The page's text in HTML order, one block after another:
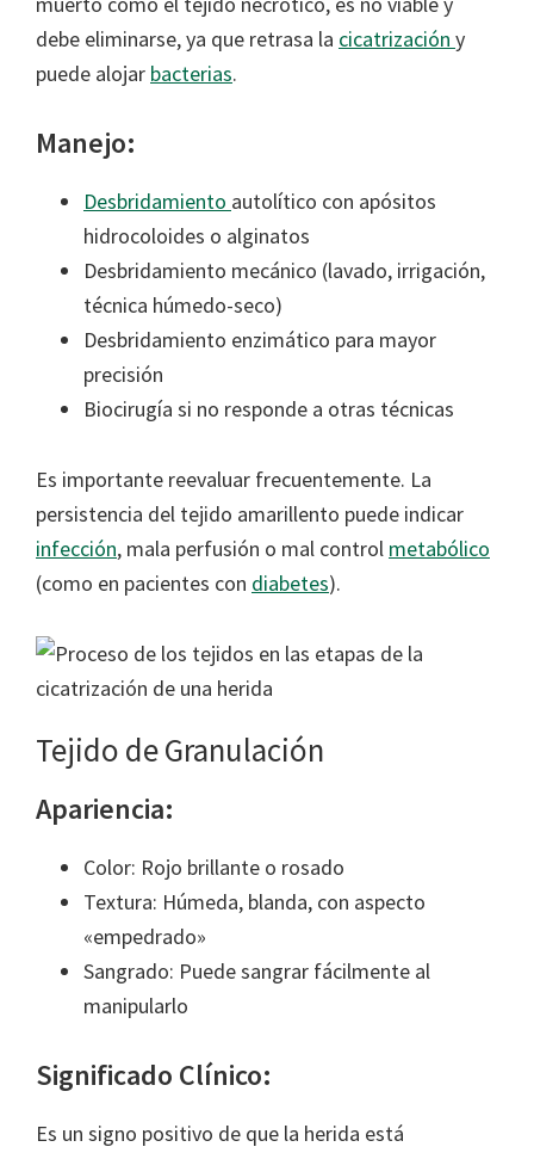
debe eliminarse, ya que retrasa la cicatrización y
puede alojar bacterias.
Manejo:
Desbridamiento autolítico con apósitos
hidrocoloides o alginatos
Desbridamiento mecánico (lavado, irrigación,
técnica húmedo-seco)
Desbridamiento enzimático para mayor
precisión
Biocirugía si no responde a otras técnicas
Es importante reevaluar frecuentemente. La
persistencia del tejido amarillento puede indicar
infección, mala perfusión o mal control metabólico
(como en pacientes con diabetes).
Tejido de Granulación
Apariencia:
Color: Rojo brillante o rosado
Textura: Húmeda, blanda, con aspecto
«empedrado»
Sangrado: Puede sangrar fácilmente al
manipularlo
Significado Clínico:
Es un signo positivo de que la herida está